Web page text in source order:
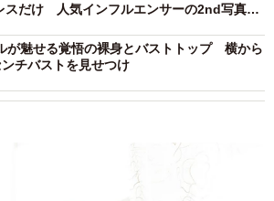
スだけ 人気インフルエンサーの2nd写真集
が魅せる覚悟の裸身とバストトップ 横から
チバストを見せつけ